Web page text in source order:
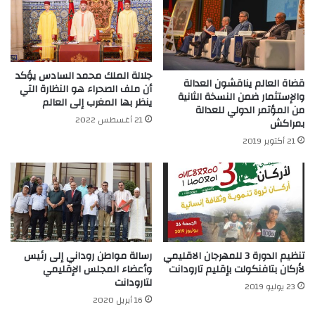
قضاة العالم يناقشون العدالة
والإستثمار ضمن النسخة الثانية
من المؤتمر الدولي للعدالة
بمراكش
21 أكتوبر 2019
جلالة الملك محمد السادس يؤكد
أن ملف الصحراء هو النظارة التي
ينظر بها المغرب إلى العالم
21 أغسطس 2022
تنظيم الدورة 3 للمهرجان الاقليمي
لأركان بتافنكولت بإقليم تارودانت
23 يوليو 2019
رسالة مواطن روداني إلى رئيس
وأعضاء المجلس الإقليمي
لتارودانت
16 أبريل 2020